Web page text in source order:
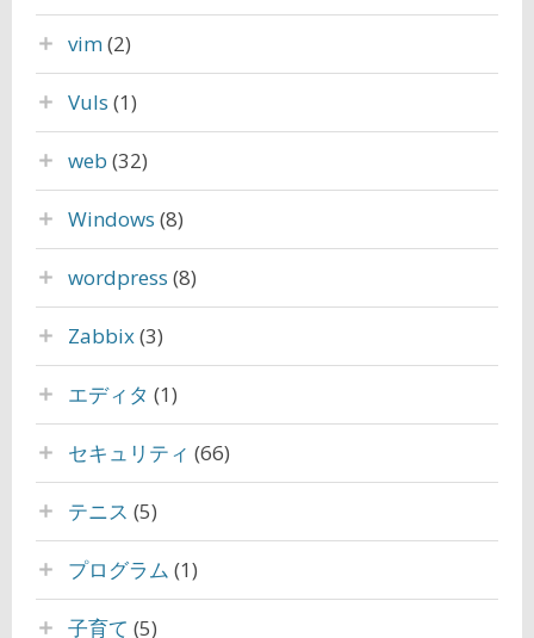
vim(2)
Vuls (1)
web (32)
Windows (8)
wordpress (8)
Zabbix(3)
エディタ (1)
セキュリティ (66)
テニス (5)
プログラム (1)
子育て (5)